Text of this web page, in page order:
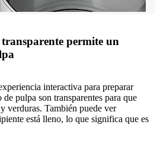
permite un
interactiva para preparar
pulpa son transparentes para que
verduras. También puede ver
está lleno, lo que significa que es